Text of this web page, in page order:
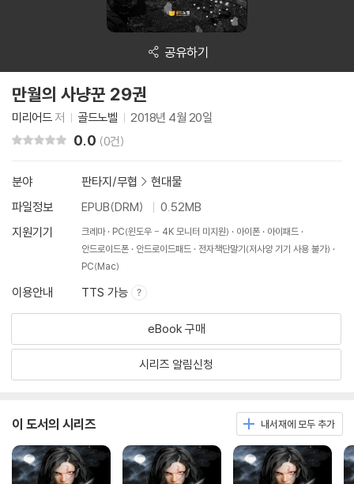
공유하기
만월의 사냥꾼 29권
미리어드저 골드노벨 2018년 4월 20일
0.0 (0건)
분야 판타지/무협 > 현대물
파일정보
EPUB(DRM)
0.52MB
지원기기
크레마 PC(윈도우 - 4K 모니터 미지원) 아이폰
아이패드
안드로이드폰
안드로이드패드
전자책단말기(저사양 기기 사용 불가)
PC(Mac)
이용안내 TTS 가능
eBook 구매
시리즈 알림신청
이 도서의 시리즈 내서재에 모두 추가